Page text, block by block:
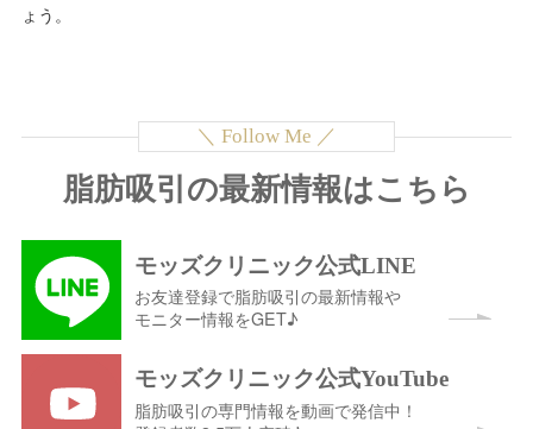
ょう。
脂肪吸引の最新情報はこちら
モッズクリニック公式LINE
お友達登録で脂肪吸引の最新情報や
モニター情報をGET♪
モッズクリニック公式YouTube
脂肪吸引の専門情報を動画で発信中！